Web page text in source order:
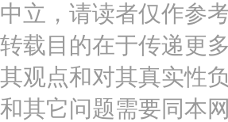
中立，请读者仅作参
转载目的在于传递更
其观点和对其真实性
和其它问题需要同本